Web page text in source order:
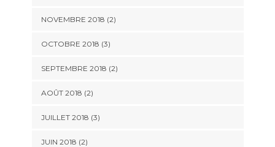
NOVEMBRE 2018 (2)
OCTOBRE 2018 (3)
SEPTEMBRE 2018 (2)
AOÛT 2018 (2)
JUILLET 2018 (3)
JUIN 2018 (2)